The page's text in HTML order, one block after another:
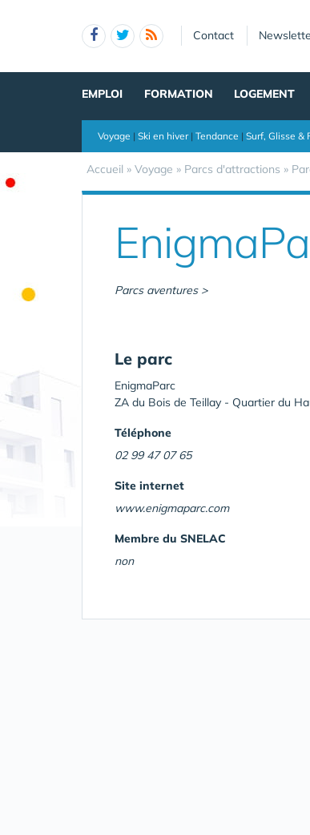
Contact
EMPLOI FORMATION LOGEMENT
Voyage | Ski en hiver| Tendance | Surf, Glisse &
Accueil » Voyage » Parcs d'attractions »
Parcs aventures >
Le parc
EnigmaParc
ZA du Bois de Teillay - Quartier du
Téléphone
02 99 47 07 65
Site internet
www.enigmaparc.com
Membre du SNELAC
non